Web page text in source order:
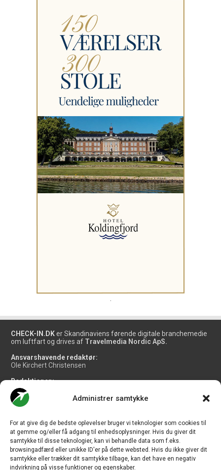
Administrer samtykke
For at give dig de bedste oplevelser bruger vi teknologier som cookies til
at gemme og/eller få adgang til enhedsoplysninger. Hvis du giver dit
samtykke til disse teknologier, kan vi behandle data som f.eks.
browsingadfærd eller unikke ID'er på dette websted. Hvis du ikke giver dit
samtykke eller trækker dit samtykke tilbage, kan det have en negativ
indvirkning på visse funktioner og egenskaber.
CHECK-IN.DK er Skandinaviens førende digitale branchemedie
om luftfart og drives af Travelmedia Nordic ApS.
Ansvarshavende redaktør:
Ole Kirchert Christensen
Redaktionen:
Christian Granhøj Skouboe
Henrik Baumgarten
Danny Longhi Andreasen
Salg og jobannoncer:
salg@travelmedianordic.com
Vi tager ansvar for indholdet og er tilmeldt